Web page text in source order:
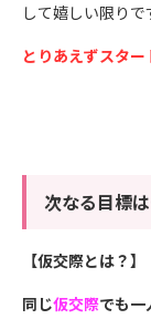
して嬉しい限りで
とりあえずスタ
次なる目標
【仮交際とは？】
同じ仮交際でも一